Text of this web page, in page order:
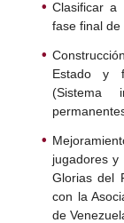
Clasificar a
fase final de
Estado y
(Sistema
jugadores
Glorias del
con la
de